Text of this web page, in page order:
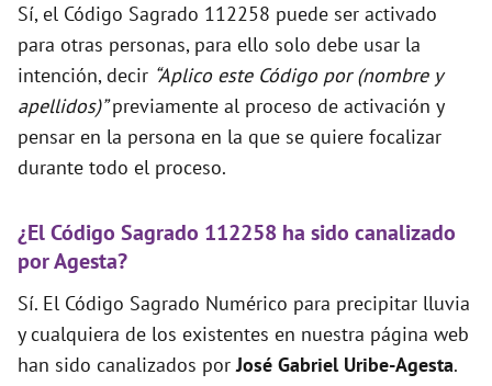
Sí, el Código Sagrado 112258 puede ser activado
para otras personas, para ello solo debe usar la
intención, decir “Aplico este Código por (nombre y
apellidos)”previamente al proceso de activación y
pensar en la persona en la que se quiere focalizar
durante todo el proceso.
¿El Código Sagrado 112258 ha sido canalizado
por Agesta?
Sí. El Código Sagrado Numérico para precipitar lluvia
y cualquiera de los existentes en nuestra página web
han sido canalizados porJosé Gabriel Uribe-Agesta.